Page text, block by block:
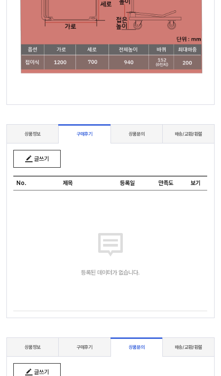
상품정보 구매후기 상품문의 배송/교환/환불
글쓰기
No. 제목 등록일 만족도 보기
등록된 데이터가 없습니다.
상품정보 구매후기 상품문의 배송/교환/환불
글쓰기